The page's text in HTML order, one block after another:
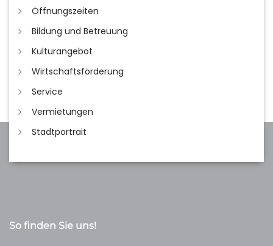
Öffnungszeiten
Bildung und Betreuung
Kulturangebot
Wirtschaftsförderung
Service
Vermietungen
Stadtportrait
So finden Sie uns!